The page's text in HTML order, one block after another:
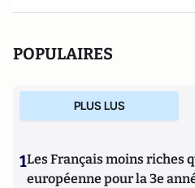
POPULAIRES
PLUS LUS
1Les Français moins riches
européenne pour la 3e